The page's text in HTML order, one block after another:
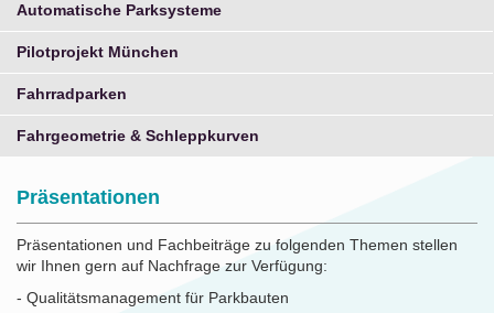
Automatische Parksysteme
Pilotprojekt München
Fahrradparken
Fahrgeometrie & Schleppkurven
Präsentationen
Präsentationen und Fachbeiträge zu folgenden Themen stellen
wir Ihnen gern auf Nachfrage zur Verfügung:
- Qualitätsmanagement für Parkbauten